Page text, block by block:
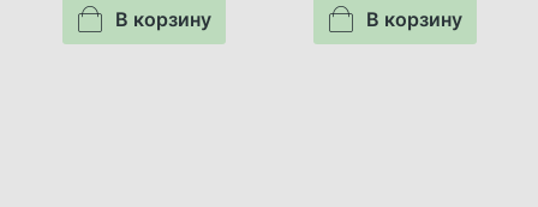
В корзину
В корзину